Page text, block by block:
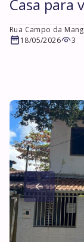
Casa para
Rua Campo da
18/05/2026
3